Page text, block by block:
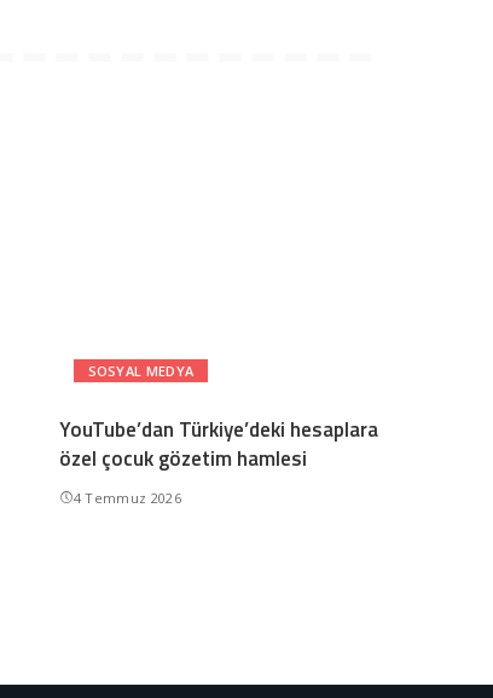
SOSYAL MEDYA
YouTube’dan Türkiye’deki hesaplara
özel çocuk gözetim hamlesi
4 Temmuz 2026